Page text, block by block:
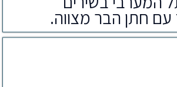
עם חתן הבר מצווה.